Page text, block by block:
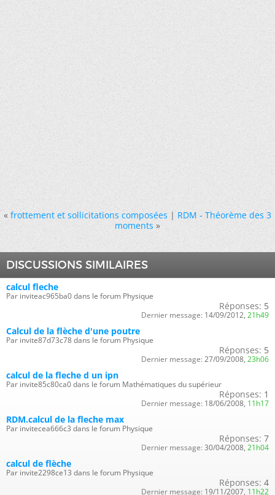
« frottement et sollicitations composées|RDM - Théorème des 3
moments »
DISCUSSIONS SIMILAIRES
calcul fleche
Par inviteac965ba0 dans le forum Physique
Réponses: 5
Dernier message: 14/09/2012, 21h49
Calcul de la flèche d'une poutre
Par invite87d73c78 dans le forum Physique
Réponses: 5
Dernier message: 27/09/2008, 23h06
calcul de la fleche d un ipn
Par invite85c80ca0 dans le forum Mathématiques du supérieur
Réponses: 1
Dernier message: 18/06/2008, 11h17
RDM.calcul de la fleche max
Par invitecea666c3 dans le forum Physique
Réponses: 7
Dernier message: 30/04/2008, 21h04
calcul de flèche
Par invite2298ce13 dans le forum Physique
Réponses: 4
Dernier message: 19/11/2007, 11h22